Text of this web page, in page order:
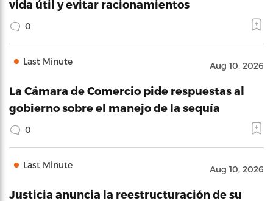
vida útil y evitar racionamientos
0
Last Minute Aug 10, 2026
La Cámara de Comercio pide respuestas al
gobierno sobre el manejo de la sequía
0
Last Minute Aug 10, 2026
Justicia anuncia la reestructuración de su